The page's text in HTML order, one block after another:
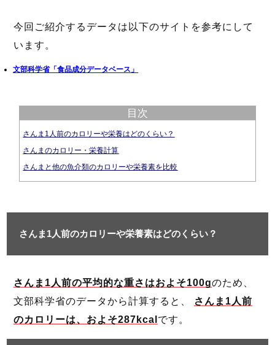
今回ご紹介するデータは以下のサイトを参考にして
います。
文部科学省「食品成分データベース」
目次
さんま1人前のカロリーや栄養はどのくらい？
さんまのカロリー・栄養計算
さんまと他の魚介類のカロリーや栄養素を比較
さんま1人前のカロリーや栄養素はどのくらい？
さんま1人前の平均的な重さはおよそ100gのため、
文部科学省のデータから計算すると、
さんま1人前
のカロリーは、およそ287kcal です。